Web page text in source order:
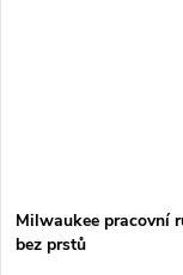
Milwaukee pracovní
bez prstů